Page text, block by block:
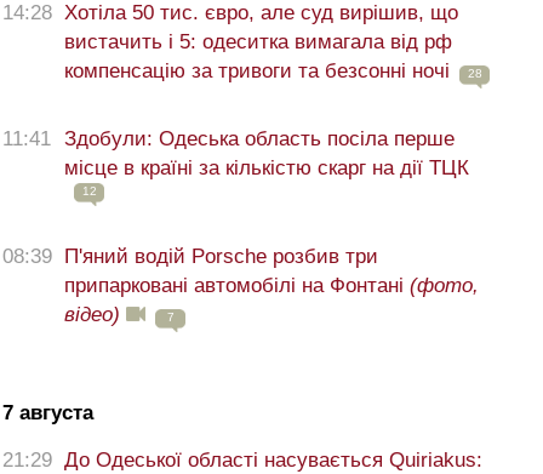
14:28 Хотіла 50 тис. євро, але суд вирішив, що
вистачить і 5: одеситка вимагала від рф
компенсацію за тривоги та безсонні ночі
28
11:41 Здобули: Одеська область посіла перше
місце в країні за кількістю скарг на дії ТЦК
12
08:39
П'яний водій Porsche розбив три
припарковані автомобілі на Фонтані (фото,
відео)
7
7 августа
21:29 До Одеської області насувається Quiriakus: